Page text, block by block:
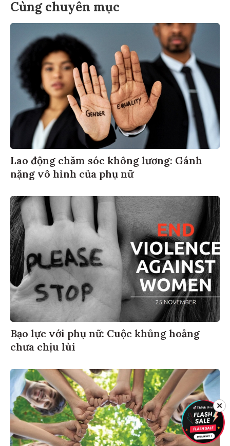
Cùng chuyên mục
Lao động chăm sóc không lương: Gánh
nặng vô hình của phụ nữ
Bạo lực với phụ nữ: Cuộc khủng hoảng
chưa chịu lùi
✕